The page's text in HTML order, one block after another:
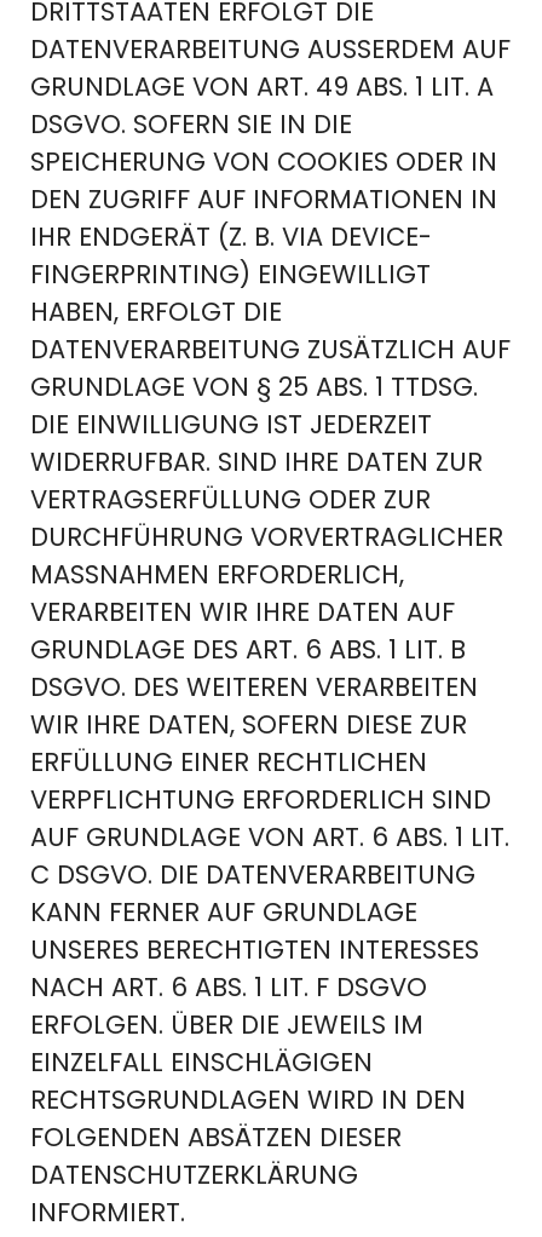
DRITTSTAATEN ERFOLGT DIE
DATENVERARBEITUNG AUSSERDEM AUF G
RUNDLAGE VON ART. 49 ABS. 1 LIT. A D
SGVO. SOFERN SIE IN DIE S
PEICHERUNG VON COOKIES ODER IN D
EN ZUGRIFF AUF INFORMATIONEN IN I
HR ENDGERÄT (Z. B. VIA DEVICE-F
INGERPRINTING) EINGEWILLIGT H
ABEN, ERFOLGT DIE D
ATENVERARBEITUNG ZUSÄTZLICH AUF G
RUNDLAGE VON § 25 ABS. 1 TTDSG. D
IE EINWILLIGUNG IST JEDERZEIT W
IDERRUFBAR. SIND IHRE DATEN ZUR V
ERTRAGSERFÜLLUNG ODER ZUR D
URCHFÜHRUNG VORVERTRAGLICHER M
ASSNAHMEN ERFORDERLICH, VE
RARBEITEN WIR IHRE DATEN AUF GR
UNDLAGE DES ART. 6 ABS. 1 LIT. B DS
GVO. DES WEITEREN VERARBEITEN WI
R IHRE DATEN, SOFERN DIESE ZUR ER
FÜLLUNG EINER RECHTLICHEN VE
RPFLICHTUNG ERFORDERLICH SIND AU
F GRUNDLAGE VON ART. 6 ABS. 1 LIT. C
DSGVO. DIE DATENVERARBEITUNG KA
NN FERNER AUF GRUNDLAGE UN
SERES BERECHTIGTEN INTERESSES NA
CH ART. 6 ABS. 1 LIT. F DSGVO ER
FOLGEN. ÜBER DIE JEWEILS IM EI
NZELFALL EINSCHLÄGIGEN RE
CHTSGRUNDLAGEN WIRD IN DEN FO
LGENDEN ABSÄTZEN DIESER DA
TENSCHUTZERKLÄRUNG IN
FORMIERT.